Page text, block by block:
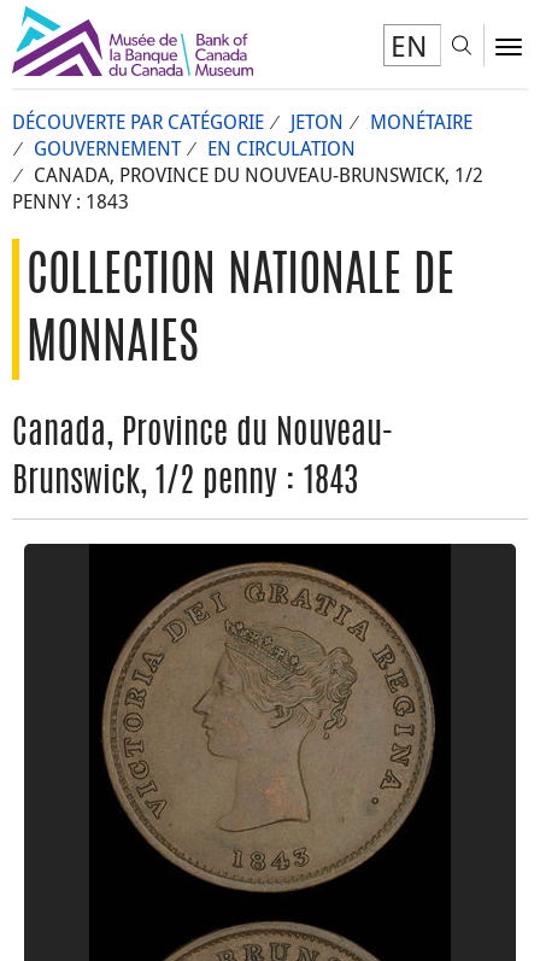
EN
DÉCOUVERTE PAR CATÉGORIE JETON
MONÉTAIRE
GOUVERNEMENT
EN CIRCULATION
CANADA, PROVINCE DU NOUVEAU-BRUNSWICK, 1/2
PENNY : 1843
COLLECTION NATIONALE DE
MONNAIES
Canada, Province du Nouveau-
Brunswick, 1/2 penny : 1843